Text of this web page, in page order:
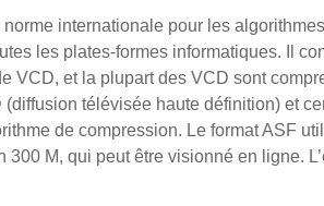
norme internationale pour les
les plates-formes informatiques. Il
VCD, et la plupart des VCD sont
(diffusion télévisée haute définition) et
de compression. Le format ASF
300 M, qui peut être visionné en ligne.